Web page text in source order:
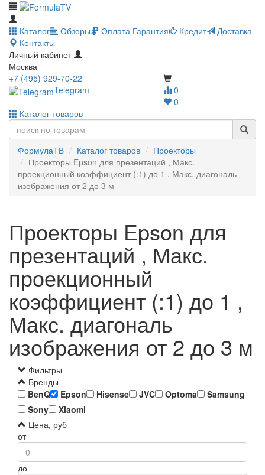
Каталог Обзоры Оплата Гарантия Кредит
Доставка
Контакты
Личный кабинет
Москва
0
0
+7 (495) 929-70-22
Telegram
Каталог товаров
ФормулаТВ Каталог товаров
Проекторы
Проекторы Epson для презентаций , Макс.
проекционный коэффициент (:1) до 1 , Макс. диагональ
изображения от 2 до 3 м
Проекторы Epson для
презентаций , Макс.
проекционный
коэффициент (:1) до 1 ,
Макс. диагональ
изображения от 2 до 3 м
Фильтры
Бренды
BenQ
Epson Hisense JVC Optoma
Samsung
Sony
Xiaomi
Цена, руб
от
до